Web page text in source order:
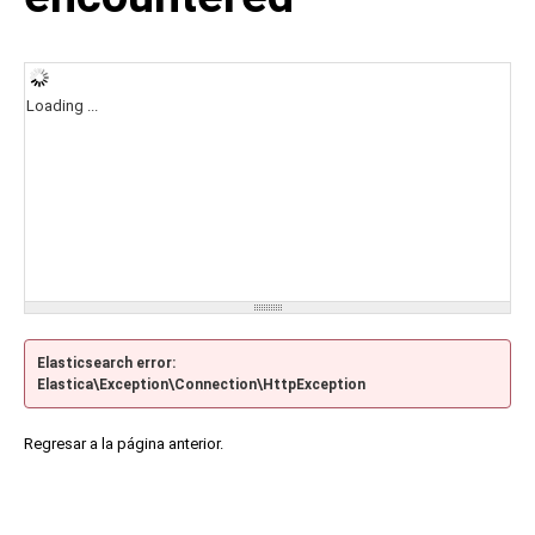
Loading ...
Elasticsearch error:
Elastica\Exception\Connection\HttpException
Regresar a la página anterior.